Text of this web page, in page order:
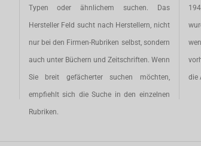
Typen oder ähnlichem suchen. Das
Hersteller Feld sucht nach Herstellern, nicht
nur bei den Firmen-Rubriken selbst, sondern
auch unter Büchern und Zeitschriften. Wenn
Sie breit gefächerter suchen möchten,
empfiehlt sich die Suche in den einzelnen
Rubriken.
die